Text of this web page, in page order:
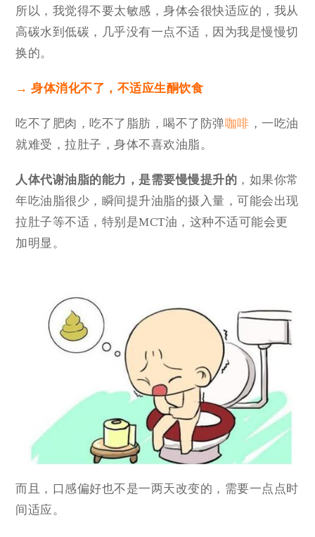
所以，我觉得不要太敏感，身体会很快适应的，我从
高碳水到低碳，几乎没有一点不适，因为我是慢慢切
换的。
→ 身体消化不了，不适应生酮饮食
吃不了肥肉，吃不了脂肪，喝不了防弹咖啡 ，一吃油
就难受，拉肚子，身体不喜欢油脂。
人体代谢油脂的能力，是需要慢慢提升的 ，如果你常
年吃油脂很少，瞬间提升油脂的摄入量，可能会出现
拉肚子等不适，特别是MCT油，这种不适可能会更
加明显。
而且，口感偏好也不是一两天改变的，需要一点点时
间适应。